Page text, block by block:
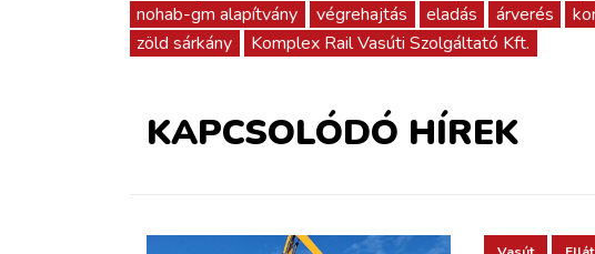
nohab-gm alapítvány
végrehajtás eladás árverés
zöld sárkány
Komplex Rail Vasúti Szolgáltató Kft.
KAPCSOLÓDÓ HÍREK